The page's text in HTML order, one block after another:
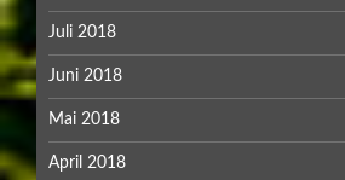
Juli 2018
Juni 2018
Mai 2018
April 2018